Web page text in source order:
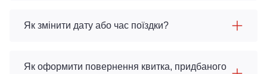
Як змінити дату або час поїздки?
Як оформити повернення квитка, придбаного